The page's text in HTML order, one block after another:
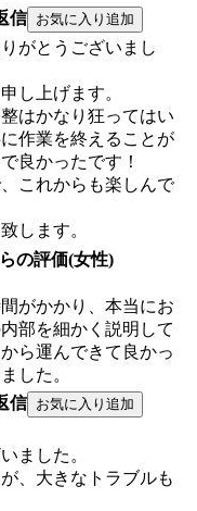
信
がとうございまし
し上げます。
はかなり狂ってはい
作業を終えることが
良かったです！
これからも楽しんで
します。
の評価(女性)
がかかり、本当にお
部を細かく説明して
ら運んできて良かっ
した。
信
ました。
、大きなトラブルも